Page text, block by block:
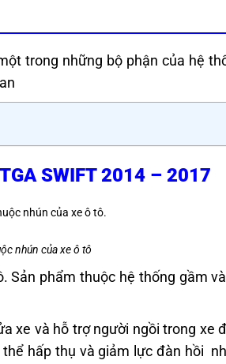
trong những bộ phận của hệ
SWIFT 2014 – 2017
nhún của xe ô tô
Sản phẩm thuộc hệ thống gầm
xe và hỗ trợ người ngồi trong xe
hấp thụ và giảm lực đàn hồi